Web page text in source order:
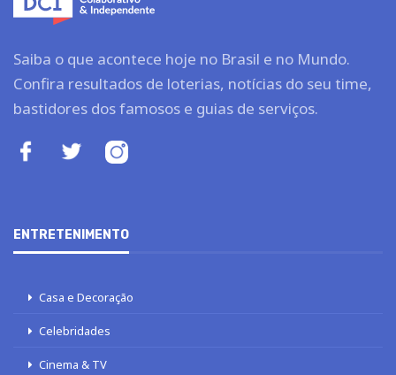
Saiba o que acontece hoje no Brasil e no Mundo.
Confira resultados de loterias, notícias do seu time,
bastidores dos famosos e guias de serviços.
ENTRETENIMENTO
Casa e Decoração
Celebridades
Cinema & TV